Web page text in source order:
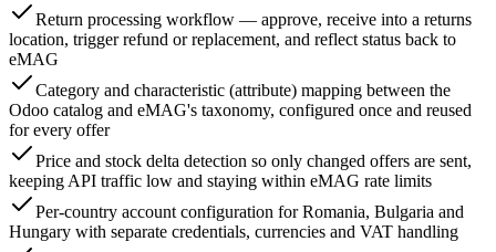
Return processing workflow — approve, receive into a returns
location, trigger refund or replacement, and reflect status back to
eMAG
Category and characteristic (attribute) mapping between the
Odoo catalog and eMAG's taxonomy, configured once and reused
for every offer
Price and stock delta detection so only changed offers are sent,
keeping API traffic low and staying within eMAG rate limits
Per-country account configuration for Romania, Bulgaria and
Hungary with separate credentials, currencies and VAT handling